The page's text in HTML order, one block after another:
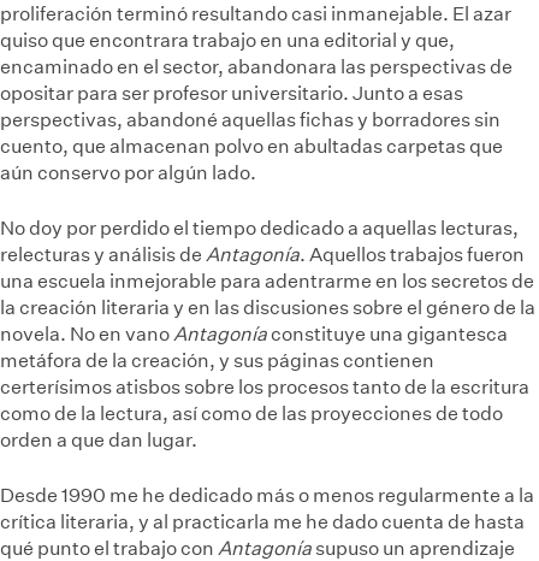
proliferación terminó resultando casi inmanejable. El azar
quiso que encontrara trabajo en una editorial y que,
encaminado en el sector, abandonara las perspectivas de
opositar para ser profesor universitario. Junto a esas
perspectivas, abandoné aquellas fichas y borradores sin
cuento, que almacenan polvo en abultadas carpetas que
aún conservo por algún lado.
No doy por perdido el tiempo dedicado a aquellas lecturas,
relecturas y análisis de Antagonía. Aquellos trabajos fueron
una escuela inmejorable para adentrarme en los secretos de
la creación literaria y en las discusiones sobre el género de la
novela. No en vano Antagoníaconstituye una gigantesca
metáfora de la creación, y sus páginas contienen
certerísimos atisbos sobre los procesos tanto de la escritura
como de la lectura, así como de las proyecciones de todo
orden a que dan lugar.
Desde 1990 me he dedicado más o menos regularmente a la
crítica literaria, y al practicarla me he dado cuenta de hasta
qué punto el trabajo con Antagonía supuso un aprendizaje